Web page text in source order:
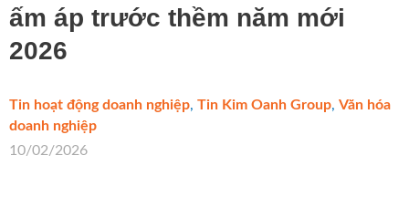
ấm áp trước thềm năm mới
2026
Tin hoạt động doanh nghiệp, Tin Kim Oanh Group, Văn hóa
doanh nghiệp
10/02/2026